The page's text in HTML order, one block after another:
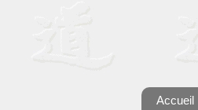
Accueil